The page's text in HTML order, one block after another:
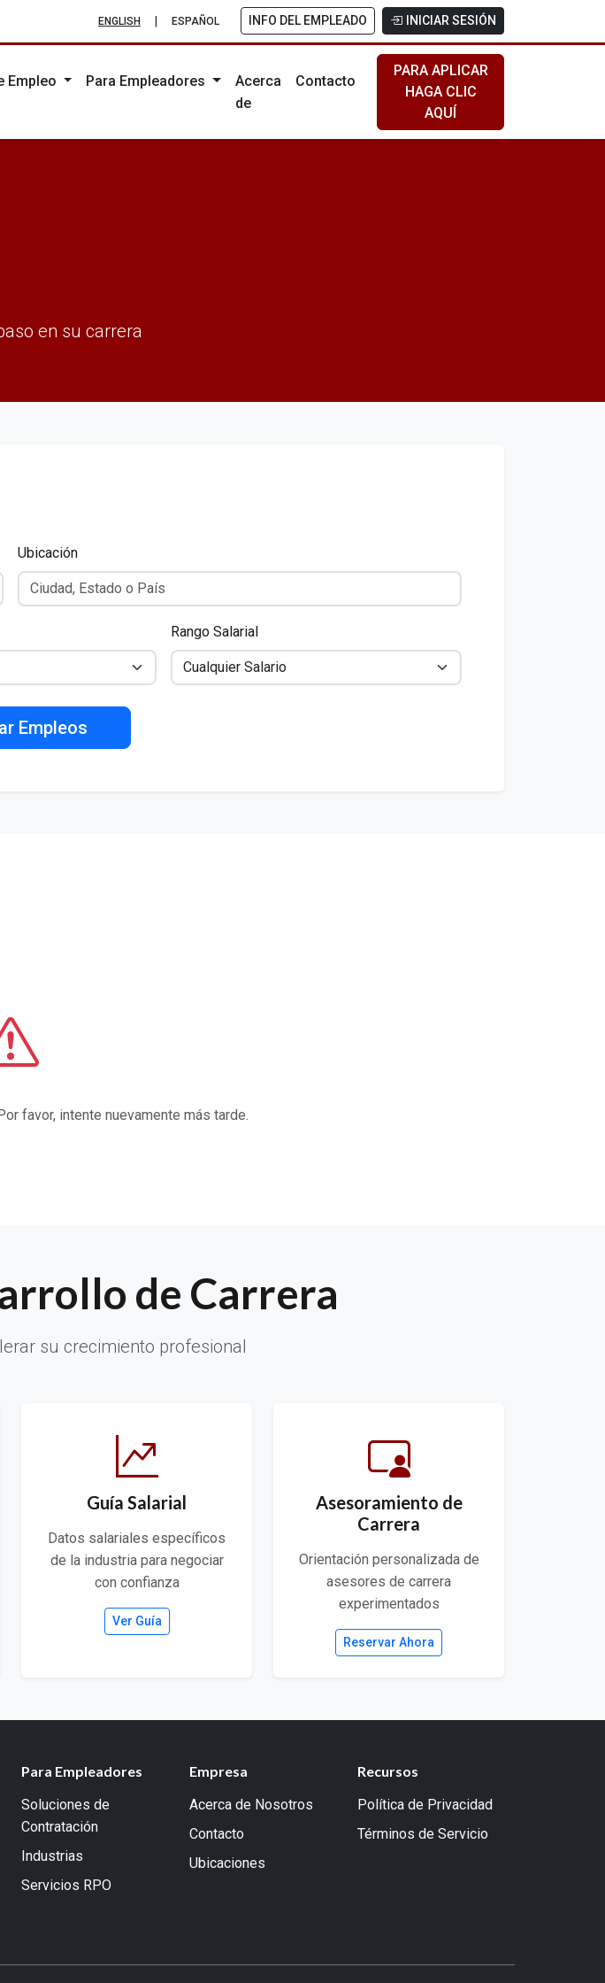
ENGLISH | ESPAÑOL INFO DEL EMPLEADO INICIAR SESIÓN
Empleo Para Empleadores
Acerca
de
Contacto
PARA APLICAR
HAGA CLIC
AQUÍ
en su carrera
Ubicación
Rango Salarial
Empleos
favor, intente nuevamente más tarde.
de Carrera
su crecimiento profesional
Guía Salarial
Datos salariales específicos
de la industria para negociar
con confianza
Ver Guía
Asesoramiento de
Carrera
Orientación personalizada de
asesores de carrera
experimentados
Reservar Ahora
Para Empleadores
Soluciones de
Contratación
Industrias
Servicios RPO
Empresa
Acerca de Nosotros
Contacto
Ubicaciones
Recursos
Política de Privacidad
Términos de Servicio